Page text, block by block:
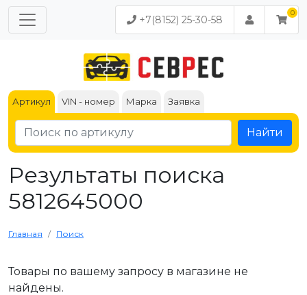
+7(8152) 25-30-58
Артикул VIN - номер Марка Заявка
Найти
Результаты поиска
5812645000
Главная Поиск
Товары по вашему запросу в магазине не
найдены.